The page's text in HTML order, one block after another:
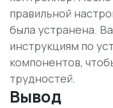
правильной
была устранена.
инструкциям по
компонентов,
трудностей.
Вывод